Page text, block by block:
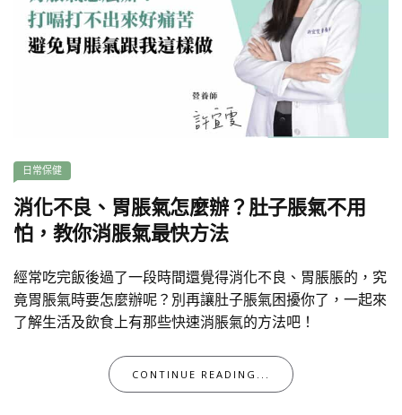
日常保健
消化不良、胃脹氣怎麼辦？肚子脹氣不用
怕，教你消脹氣最快方法
經常吃完飯後過了一段時間還覺得消化不良、胃脹脹的，究
竟胃脹氣時要怎麼辦呢？別再讓肚子脹氣困擾你了，一起來
了解生活及飲食上有那些快速消脹氣的方法吧！
CONTINUE READING...